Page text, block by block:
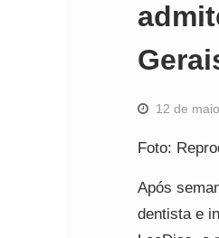
12 de
Foto:
Após
dentista e